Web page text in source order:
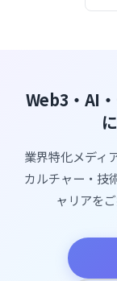
Web3・AI
業界特化メディ
カルチャー・技
ャリアを